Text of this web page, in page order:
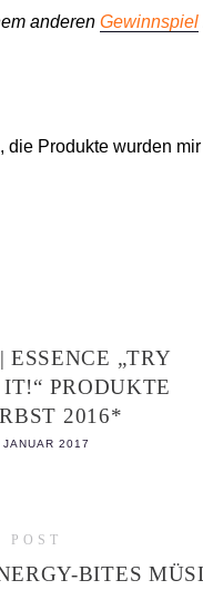
anderen Gewinnspiel
die Produkte wurden
ESSENCE „TRY
PRODUKTE
2016*
2017
POST
BITES